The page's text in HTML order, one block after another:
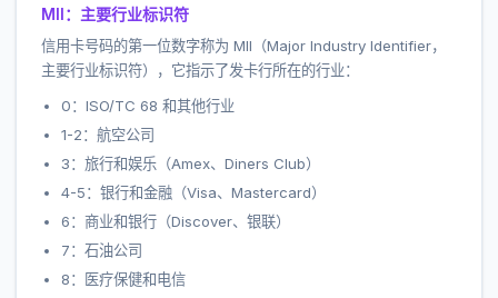
MII：主要行业标识符
信用卡号码的第一位数字称为 MII（Major Industry Identifier，
主要行业标识符），它指示了发卡行所在的行业：
0：ISO/TC 68 和其他行业
1-2：航空公司
3：旅行和娱乐（Amex、Diners Club）
4-5：银行和金融（Visa、Mastercard）
6：商业和银行（Discover、银联）
7：石油公司
8：医疗保健和电信